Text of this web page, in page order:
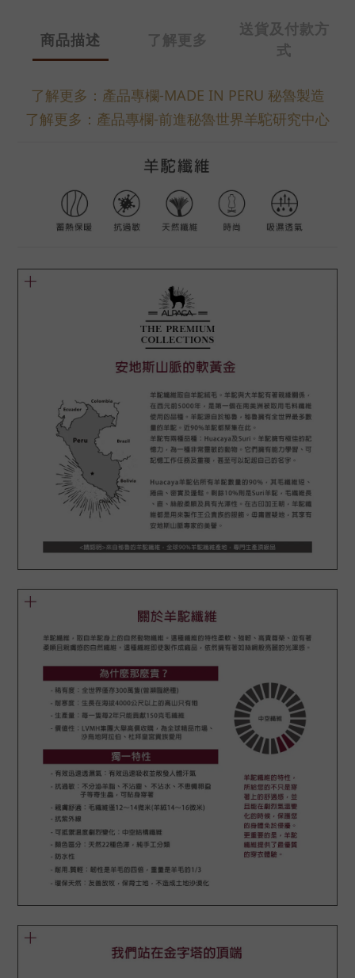
商品描述 了解更多
送貨及付款方
式
了解更多：產品專欄-MADE IN PERU 秘魯製造
了解更多：產品專欄-前進秘魯世界羊駝研究中心